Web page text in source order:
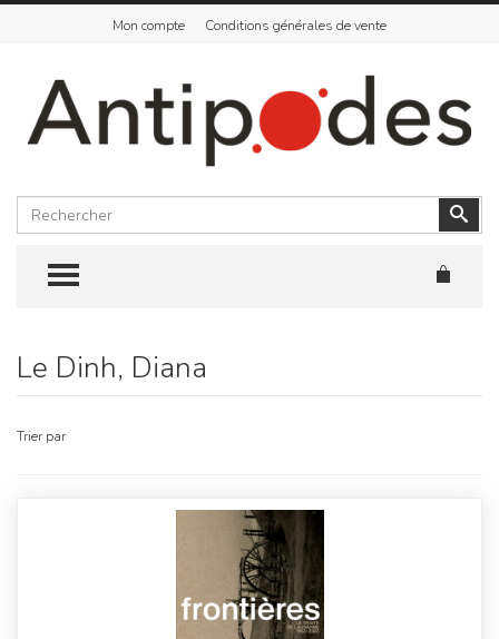
Mon compte Conditions générales de vente
Rechercher
TOGGLE MENU
Skip
content
Le Dinh, Diana
Trier par